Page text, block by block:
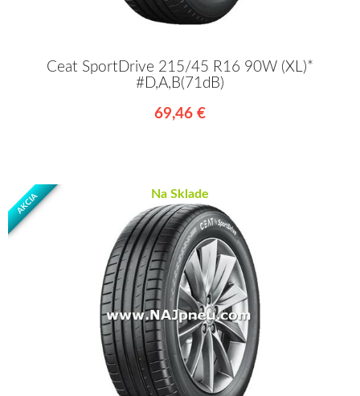
Ceat SportDrive 215/45 R16 90W (XL)*
#D,A,B(71dB)
69,46 €
AKCIA Na Sklade